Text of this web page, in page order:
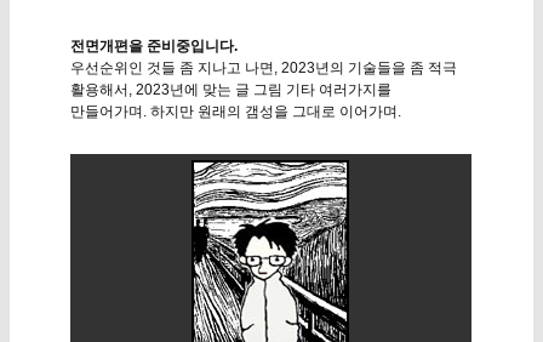
전면개편을 준비중입니다.
우선순위인 것들 좀 지나고 나면, 2023년의 기술들을 좀 적극
활용해서, 2023년에 맞는 글 그림 기타 여러가지를
만들어가며. 하지만 원래의 갬성을 그대로 이어가며.